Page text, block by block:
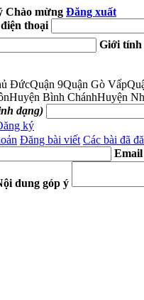
Chào mừng Đăng xuất
thoại
Giới tính
ĐứcQuận 9Quận Gò Vấp
Huyện Bình ChánhHuyện
dạng)
ký
Đăng bài viết Các bài đã
dung góp ý